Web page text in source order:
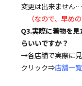
変更は出来ません…
（なので、早めの
Q3.実際に着物を
らいいですか？
→各店舗で実際に
クリック⇒店舗一覧